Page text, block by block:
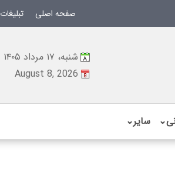
صفحه اصلی تبلیغات
شنبه، ۱۷ مرداد ۱۴۰۵
August 8, 2026
⌄ سایر⌄